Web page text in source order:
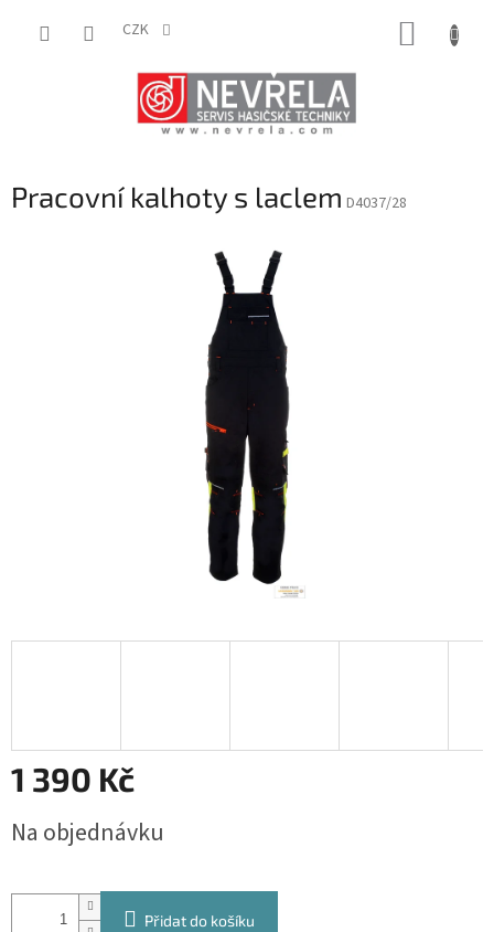
CZK
Pracovní kalhoty s laclem D4037/28
1 390 Kč
cena:
Na objednávku
Přidat do košíku